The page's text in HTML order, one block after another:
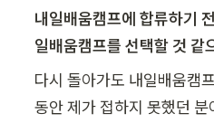
내일배움캠프에 합류하기
일배움캠프를 선택할 것 같
다시 돌아가도 내일배움캠
동안 제가 접하지 못했던